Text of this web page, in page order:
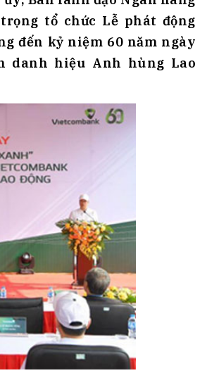
tổ chức Lễ phát động
đến kỷ niệm 60 năm ngày
danh hiệu Anh hùng Lao